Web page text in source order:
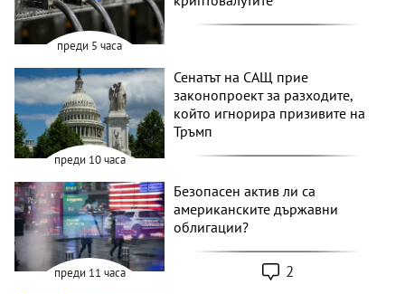
преди 5 часа
преди 10 часа
Сенатът на САЩ прие
законопроект за разходите,
който игнорира призивите на
Тръмп
преди 11 часа
Безопасен актив ли са
американските държавни
облигации?
2